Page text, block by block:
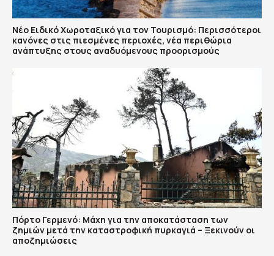
Νέο Ειδικό Χωροταξικό για τον Τουρισμό: Περισσότεροι
κανόνες στις πιεσμένες περιοχές, νέα περιθώρια
ανάπτυξης στους αναδυόμενους προορισμούς
Πόρτο Γερμενό: Μάχη για την αποκατάσταση των
ζημιών μετά την καταστροφική πυρκαγιά – Ξεκινούν οι
αποζημιώσεις